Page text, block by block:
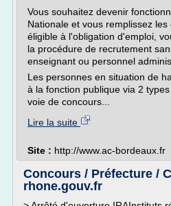
Vous souhaitez devenir
Nationale et vous remplissez
éligible à l'obligation d'emploi,
la procédure de recrutement
enseignant ou personnel
Les personnes en situation de
à la fonction publique via 2
voie de concours...
Lire la suite
Site : http://www.ac-bordeaux.fr
Concours / Préfecture /
rhone.gouv.fr